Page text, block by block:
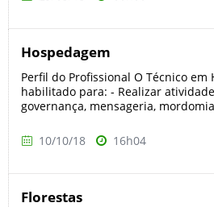
Hospedagem
Perfil do Profissional O Técnico em
habilitado para: - Realizar
governança, mensageria,
10/10/18 16h04
Florestas